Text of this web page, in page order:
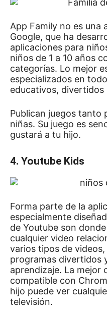
App Family no es una
Google, que ha
aplicaciones para
niños de 1 a 10 años
categorías. Lo mejor
especializados en
educativos, divertidos
Publican juegos tanto
niñas. Su juego es
gustará a tu hijo.
4. Youtube Kids
Forma parte de la
especialmente
de Youtube son
cualquier video
varios tipos de
programas divertidos
aprendizaje. La mejor
compatible con
hijo puede ver
televisión.